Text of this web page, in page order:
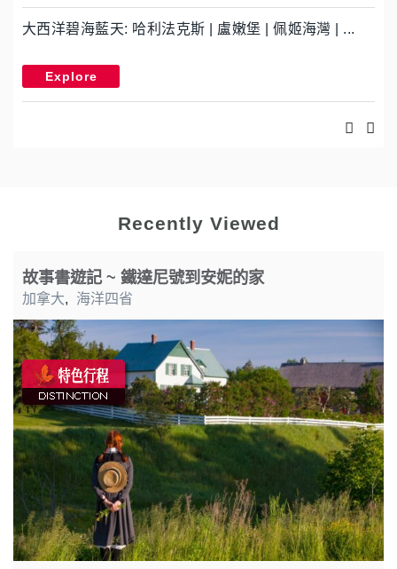
大西洋碧海藍天: 哈利法克斯 | 盧嫩堡 | 佩姬海灣 | ...
Explore
Recently Viewed
故事書遊記 ~ 鐵達尼號到安妮的家
加拿大, 海洋四省